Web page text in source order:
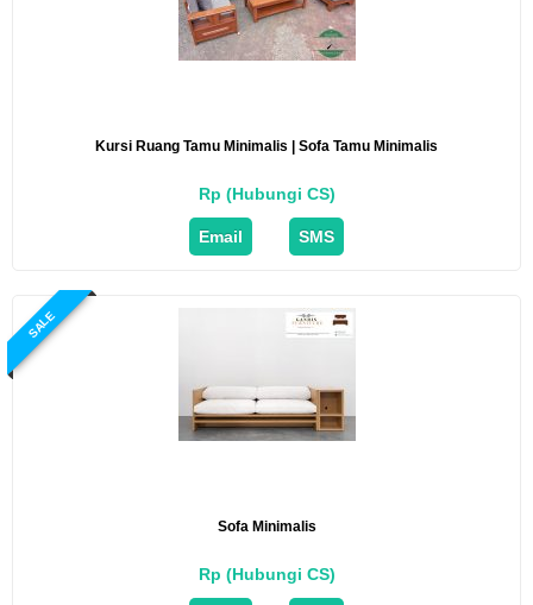
Kursi Ruang Tamu Minimalis | Sofa Tamu Minimalis
Rp (Hubungi CS)
Email SMS
SALE
Sofa Minimalis
Rp (Hubungi CS)